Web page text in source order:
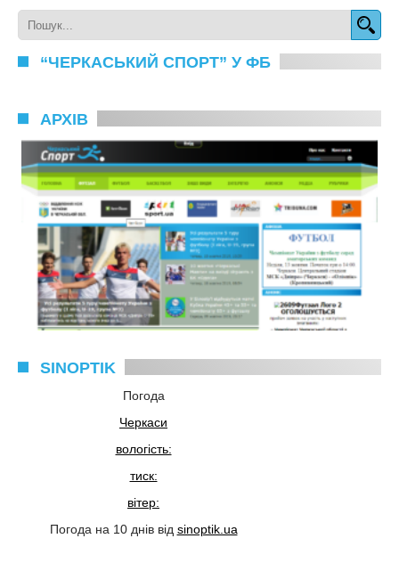
“ЧЕРКАСЬКИЙ СПОРТ” У ФБ
АРХІВ
SINOPTIK
Погода
Черкаси
вологість:
тиск:
вітер:
Погода на 10 днів від sinoptik.ua